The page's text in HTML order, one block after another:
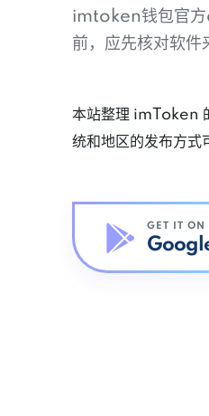
imtoken钱包官方
前，应先核对软件
本站整理 imToken
统和地区的发布方式
GET IT ON